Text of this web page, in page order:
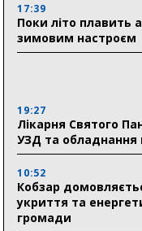
17:39
Поки літо плавить
зимовим настроєм
19:27
Лікарня Святого
УЗД та обладнання
10:52
Кобзар
укриття та
громади